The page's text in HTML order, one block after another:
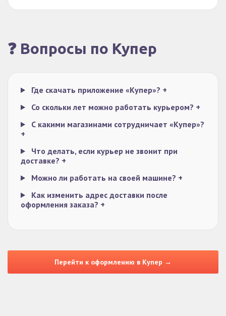
❓ Вопросы по Купер
Где скачать приложение «Купер»? +
Со скольки лет можно работать курьером? +
С какими магазинами сотрудничает «Купер»?
+
Что делать, если курьер не звонит при
доставке? +
Можно ли работать на своей машине? +
Как изменить адрес доставки после
оформления заказа? +
Перейти к оформлению в Купер →